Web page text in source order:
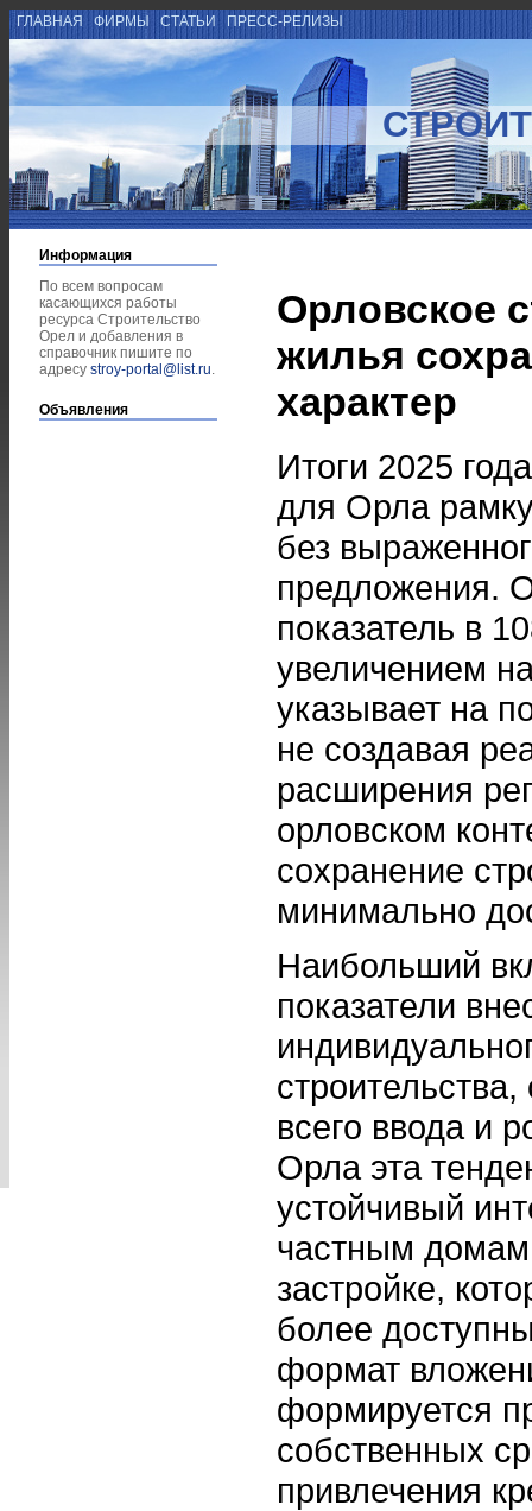
ГЛАВНАЯ ФИРМЫ СТАТЬИ ПРЕСС-РЕЛИЗЫ
Информация
По всем вопросам
касающихся работы
ресурса Строительство
Орел и добавления в
справочник пишите по
адресу stroy-portal@list.ru.
Объявления
Орловское
жилья
характер
Итоги 2025
для Орла
без
предложения.
показатель в
увеличением
указывает на
не создавая
расширения
орловском
сохранение
минимально
Наибольший
показатели
всего ввода и
Орла эта
устойчивый
частным
застройке,
более
формат
формируется
собственных
привлечения